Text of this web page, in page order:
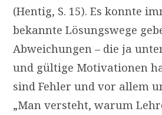
(Hentig, S. 15). Es konnte
bekannte Lösungswege
Abweichungen – die ja
und gültige Motivationen
sind Fehler und vor allem
„Man versteht, warum